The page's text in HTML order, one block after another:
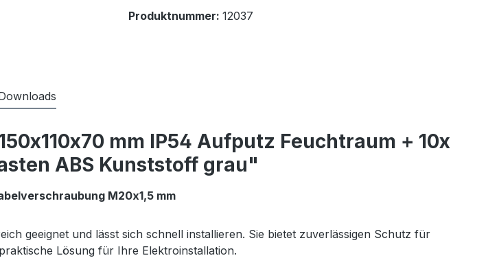
Produktnummer: 12037
mm IP54 Aufputz Feuchtraum + 10x
ABS Kunststoff grau"
M20x1,5 mm
geeignet und lässt sich schnell installieren. Sie bietet zuverlässigen Schutz für
Lösung für Ihre Elektroinstallation.